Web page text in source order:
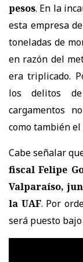
pesos. En la
esta empresa
toneladas de
en razón del
era triplicado.
los delitos
cargamentos
como también el
Cabe señalar
fiscal Felipe
Valparaíso,
la UAF. Por
será puesto bajo